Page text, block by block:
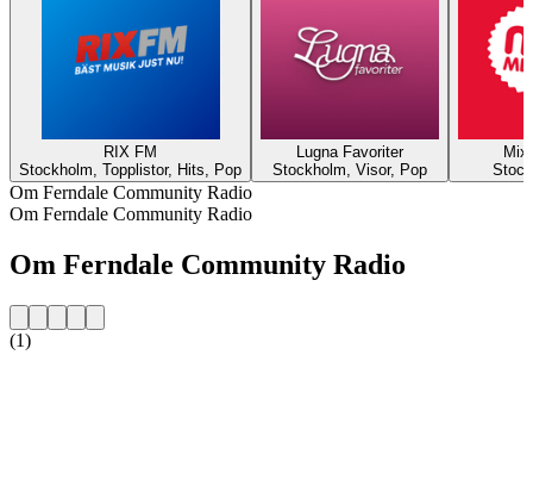
RIX FM
Stockholm, Topplistor, Hits, Pop
Lugna Favoriter
Stockholm, Visor, Pop
Mix
Om Ferndale Community Radio
Om Ferndale Community Radio
Om Ferndale Community Radio
(1)